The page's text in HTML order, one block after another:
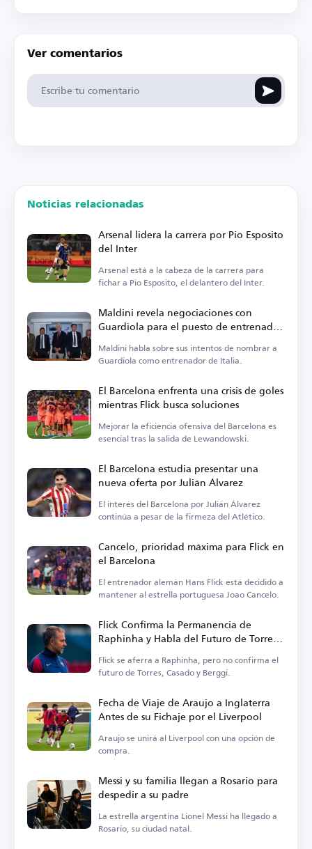
Ver comentarios
Noticias relacionadas
Arsenal lidera la carrera por Pio Esposito
del Inter
Arsenal está a la cabeza de la carrera para
fichar a Pio Esposito, el delantero del Inter.
Maldini revela negociaciones con
Guardiola para el puesto de entrenador
de Italia
Maldini habla sobre sus intentos de nombrar a
Guardiola como entrenador de Italia.
El Barcelona enfrenta una crisis de goles
mientras Flick busca soluciones
Mejorar la eficiencia ofensiva del Barcelona es
esencial tras la salida de Lewandowski.
El Barcelona estudia presentar una
nueva oferta por Julián Álvarez
El interés del Barcelona por Julián Álvarez
continúa a pesar de la firmeza del Atlético.
Cancelo, prioridad máxima para Flick en
el Barcelona
El entrenador alemán Hans Flick está decidido a
mantener al estrella portuguesa Joao Cancelo.
Flick Confirma la Permanencia de
Raphinha y Habla del Futuro de Torres,
Casado y Berggi
Flick se aferra a Raphinha, pero no confirma el
futuro de Torres, Casado y Berggi.
Fecha de Viaje de Araujo a Inglaterra
Antes de su Fichaje por el Liverpool
Araujo se unirá al Liverpool con una opción de
compra.
Messi y su familia llegan a Rosario para
despedir a su padre
La estrella argentina Lionel Messi ha llegado a
Rosario, su ciudad natal.